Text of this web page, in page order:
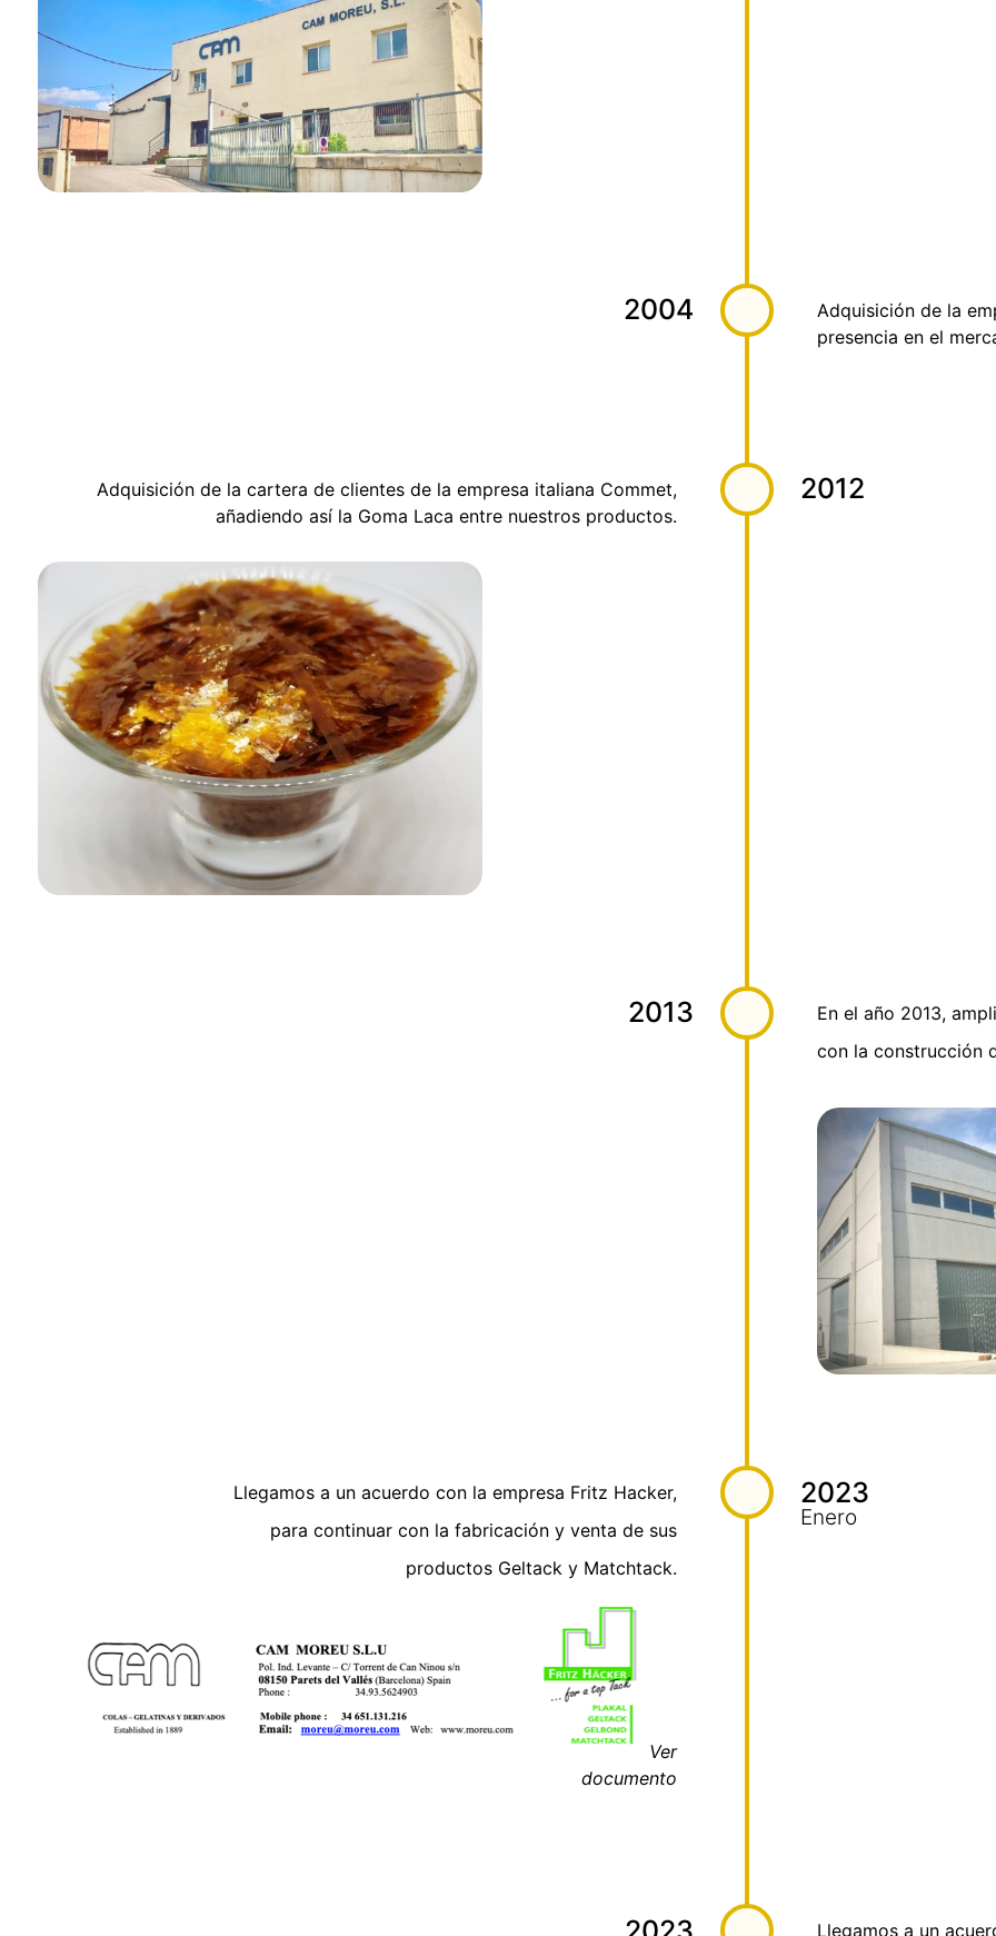
2004
Adquisición de la
presencia en el
2012
Adquisición de la cartera de clientes de la empresa italiana Commet,
añadiendo así la Goma Laca entre nuestros productos.
2013
En el año 2013,
con la construcción
2023
Enero
Llegamos a un acuerdo con la empresa Fritz Hacker,
para continuar con la fabricación y venta de sus
productos Geltack y Matchtack.
Ver
documento
Llegamos a un